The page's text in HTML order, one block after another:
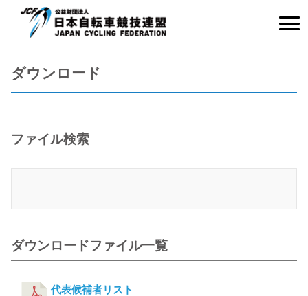
ダウンロード
ファイル検索
ダウンロードファイル一覧
代表候補者リスト